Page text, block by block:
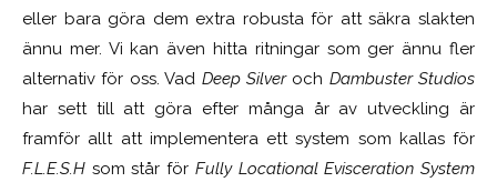
eller bara göra dem extra robusta för att säkra slakten
ännu mer. Vi kan även hitta ritningar som ger ännu fler
alternativ för oss. Vad Deep Silver och Dambuster Studios
har sett till att göra efter många år av utveckling är
framför allt att implementera ett system som kallas för
F.L.E.S.H som står för Fully Locational Evisceration System